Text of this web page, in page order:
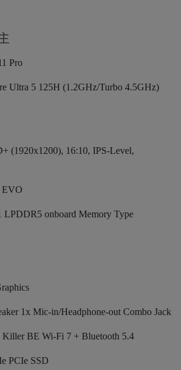
Pro
Ultra 5 125H (1.2GHz/Turbo 4.5GHz)
(1920x1200), 16:10, IPS-Level,
EVO
onboard Memory Type
1x Mic-in/Headphone-out Combo Jack
BE Wi-Fi 7 + Bluetooth 5.4
PCIe SSD